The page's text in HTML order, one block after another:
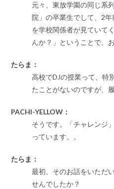
元々、東放学園の同じ系
院」の卒業生でして、2
を学校関係者が見ていて
んか？」ということで、
たらま：
高校でDJの授業って、特
たことがないのですが、
PACHI-YELLOW：
そうです。「チャレンジ
っています。。
たらま：
最初、そのお話をいただ
せんでしたか？